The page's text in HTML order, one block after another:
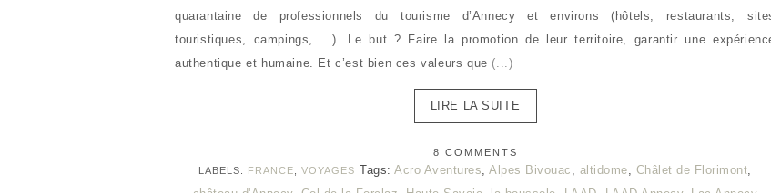
quarantaine de professionnels du tourisme d’Annecy et environs (hôtels, restaurants,
touristiques, campings, …). Le but ? Faire la promotion de leur territoire, garantir une
authentique et humaine. Et c’est bien ces valeurs que (...)
LIRE LA SUITE
8 COMMENTS
LABELS: FRANCE ,VOYAGES Tags:Acro Aventures ,Alpes Bivouac altidome Châlet de Florimont